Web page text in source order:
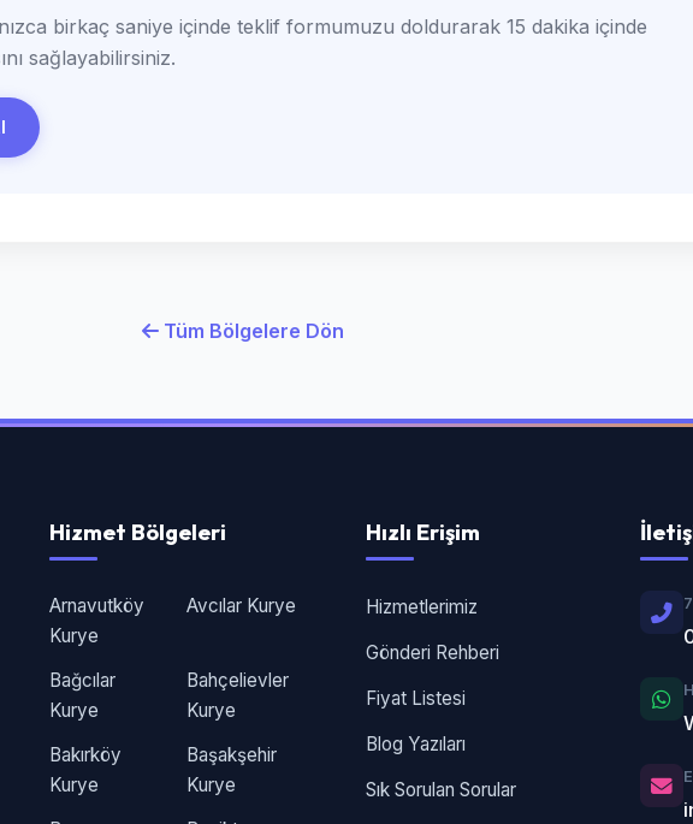
birkaç saniye içinde teklif formumuzu doldurarak 15 dakika içinde
sağlayabilirsiniz.
Tüm Bölgelere Dön
Hizmet Bölgeleri
Arnavutköy
Kurye
Avcılar Kurye
Bağcılar
Kurye
Bahçelievler
Kurye
Bakırköy
Kurye
Başakşehir
Kurye
Hızlı Erişim
Hizmetlerimiz
Gönderi Rehberi
Fiyat Listesi
Blog Yazıları
Sık Sorulan Sorular